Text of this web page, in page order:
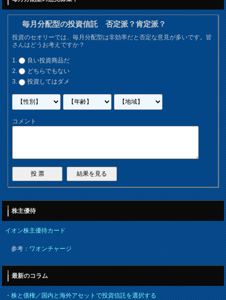
毎月分配型の投資信託 否定派？肯定派？
投資のセオリーでは、毎月分配型は非効率だと否定な意見が多いです。皆
さんはどうお考えですか？
良い投資商品だ
どちらでもない
投資してはダメ
コメント
株主優待
イオン株主優待カード
参考：ワオンチャージ
最新のコラム
・株と債権／国内と海外アセットで投資信託を選択する